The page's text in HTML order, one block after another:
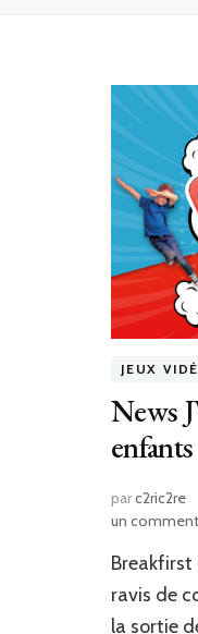
JEUX
News
parc2ric2re
un
Breakfirst
ravis de
la sortie